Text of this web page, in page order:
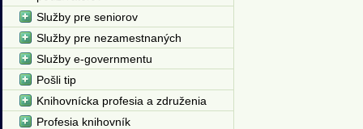
Služby pre seniorov
Služby pre nezamestnaných
Služby e-governmentu
Pošli tip
Knihovnícka profesia a združenia
Profesia knihovník